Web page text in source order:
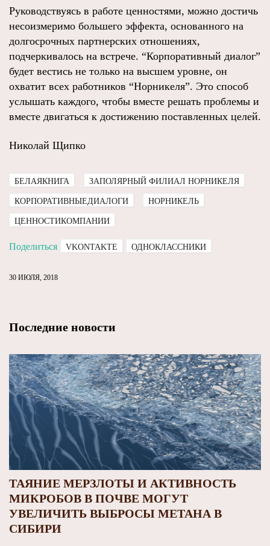
Руководствуясь в работе ценностями, можно достичь
несоизмеримо большего эффекта, основанного на
долгосрочных партнерских отношениях,
подчеркивалось на встрече. “Корпоративный диалог”
будет вестись не только на высшем уровне, он
охватит всех работников “Норникеля”. Это способ
услышать каждого, чтобы вместе решать проблемы и
вместе двигаться к достижению поставленных целей.
Николай Щипко
БЕЛАЯКНИГА ЗАПОЛЯРНЫЙ ФИЛИАЛ НОРНИКЕЛЯ
КОРПОРАТИВНЫЕДИАЛОГИ НОРНИКЕЛЬ
ЦЕННОСТИКОМПАНИИ
Поделиться VKONTAKTE ОДНОКЛАССНИКИ
30 ИЮЛЯ, 2018
Последние новости
ТАЯНИЕ МЕРЗЛОТЫ И АКТИВНОСТЬ
МИКРОБОВ В ПОЧВЕ МОГУТ
УВЕЛИЧИТЬ ВЫБРОСЫ МЕТАНА В
СИБИРИ